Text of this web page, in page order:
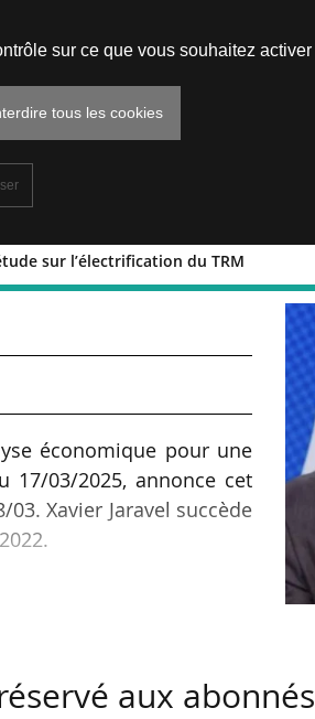
sur l’électrification du TRM
président
économique pour une
03/2025, annonce cet
Xavier Jaravel succède
aux abonnés
sur ce que vous souhaitez activer
tous les cookies